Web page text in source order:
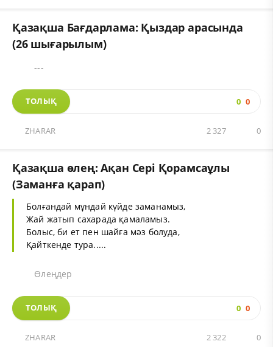
Қазақша Бағдарлама: Қыздар арасында
(26 шығарылым)
---
ТОЛЫҚ 0 0
ZHARAR 0
2 327
Қазақша өлең: Ақан Сері Қорамсаұлы‎
(Заманға қарап)
Болғандай мұндай күйде заманамыз,
Жай жатып сахарада қамаламыз.
Болыс, би ет пен шайға мәз болуда,
Қайткенде тура.....
Өлеңдер
ТОЛЫҚ 0 0
ZHARAR 0
2 322